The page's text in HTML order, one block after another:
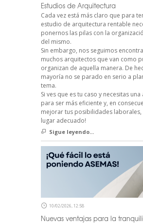
Estudios de Arquitectura
Cada vez está más claro que para
estudio de arquitectura rentable
ponernos las pilas con la
del mismo.
Sin embargo, nos seguimos
muchos arquitectos que van como
organizan de aquella manera. De
mayoría no se parado en serio a
tema.
Si ves que es tu caso y necesitas
para ser más eficiente y, en
mejorar tus posibilidades laborales,
lugar adecuado!
Sigue leyendo...
10/02/2026, 12:58
Nuevas ventajas para la